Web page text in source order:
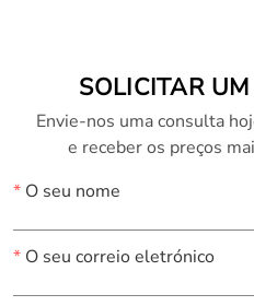
SOLICITAR
Envie-nos uma consulta
e receber os preços
*O seu nome
*O seu correio eletrónico